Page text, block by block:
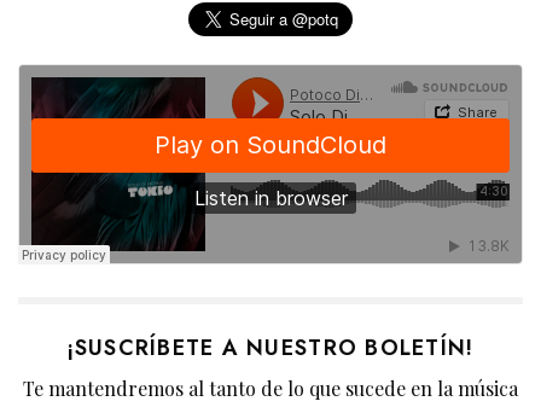
¡SUSCRÍBETE A NUESTRO BOLETÍN!
Te mantendremos al tanto de lo que sucede en la música